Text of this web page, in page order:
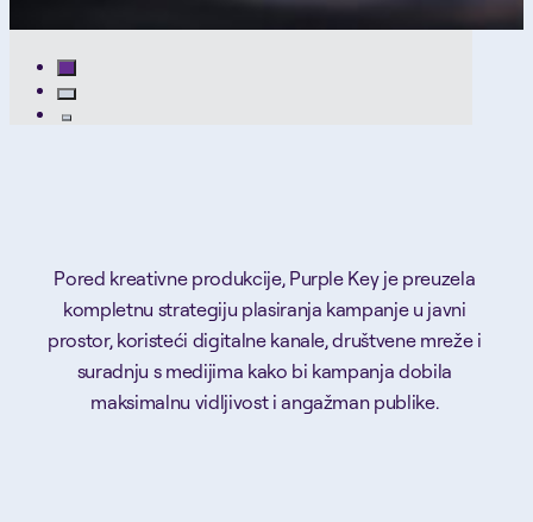
Pored kreativne produkcije, Purple Key je preuzela
kompletnu strategiju plasiranja kampanje u javni
prostor, koristeći digitalne kanale, društvene mreže i
suradnju s medijima kako bi kampanja dobila
maksimalnu vidljivost i angažman publike.